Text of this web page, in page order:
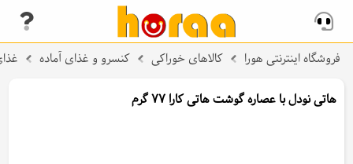
فروشگاه اینترنتی هورا کالاهای خوراکی کنسرو و غذای آماده
هاتی نودل با عصاره گوشت هاتی کارا 77 گرم